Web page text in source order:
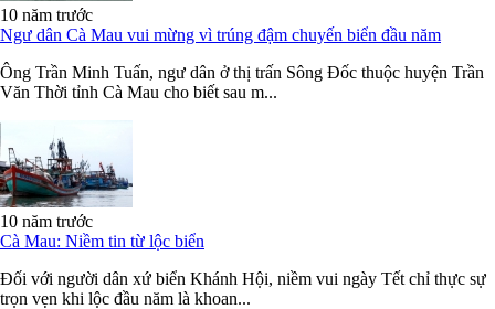
10 năm trước
Ngư dân Cà Mau vui mừng vì trúng đậm chuyến biển đầu năm
Ông Trần Minh Tuấn, ngư dân ở thị trấn Sông Đốc thuộc huyện Trần
Văn Thời tỉnh Cà Mau cho biết sau m...
10 năm trước
Cà Mau: Niềm tin từ lộc biển
Đối với người dân xứ biển Khánh Hội, niềm vui ngày Tết chỉ thực sự
trọn vẹn khi lộc đầu năm là khoan...